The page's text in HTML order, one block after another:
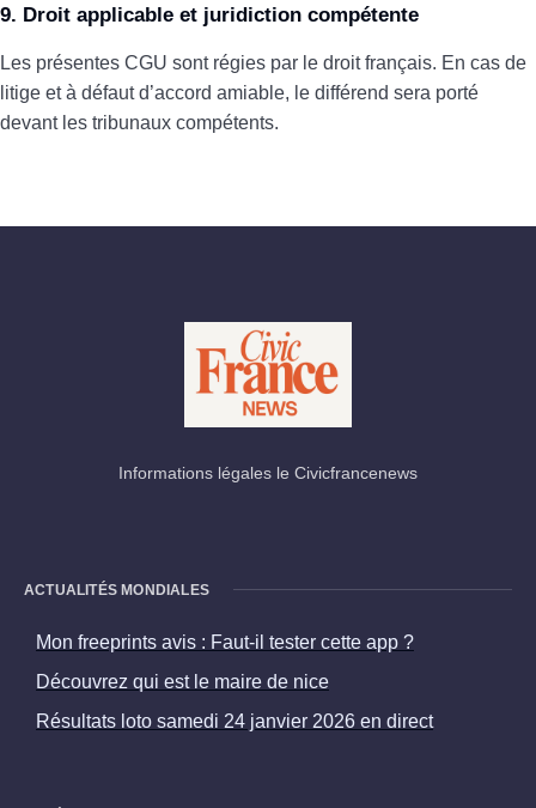
9. Droit applicable et juridiction compétente
Les présentes CGU sont régies par le droit français. En cas de
litige et à défaut d’accord amiable, le différend sera porté
devant les tribunaux compétents.
Informations légales le Civicfrancenews
ACTUALITÉS MONDIALES
Mon freeprints avis : Faut-il tester cette app ?
Découvrez qui est le maire de nice
Résultats loto samedi 24 janvier 2026 en direct